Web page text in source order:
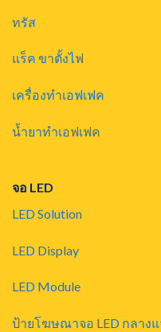
ทรัส
แร็ค ขาตั้งไฟ
เครื่องทำเอฟเฟค
น้ำยาทำเอฟเฟค
จอ LED
LED Solution
LED Display
LED Module
ป้ายโฆษณาจอ LED กลาง